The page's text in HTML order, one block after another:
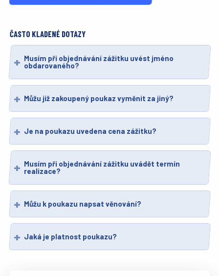
ČASTO KLADENÉ DOTAZY
Musím při objednávání zážitku uvést jméno
obdarovaného?
Můžu již zakoupený poukaz vyměnit za jiný?
Je na poukazu uvedena cena zážitku?
Musím při objednávání zážitku uvádět termín
realizace?
Můžu k poukazu napsat věnování?
Jaká je platnost poukazu?